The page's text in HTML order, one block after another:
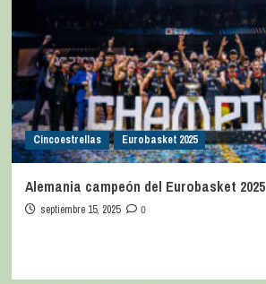
Cincoestrellas Eurobasket 2025
Alemania campeón del Eurobasket 2025
septiembre 15, 2025 0